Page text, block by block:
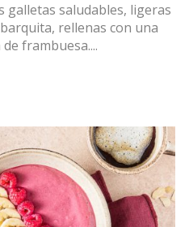
galletas saludables, ligeras
rellenas con una
frambuesa....